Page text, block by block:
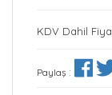
KDV Dahil
Paylaş :